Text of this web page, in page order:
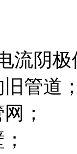
流阴
旧管道
；